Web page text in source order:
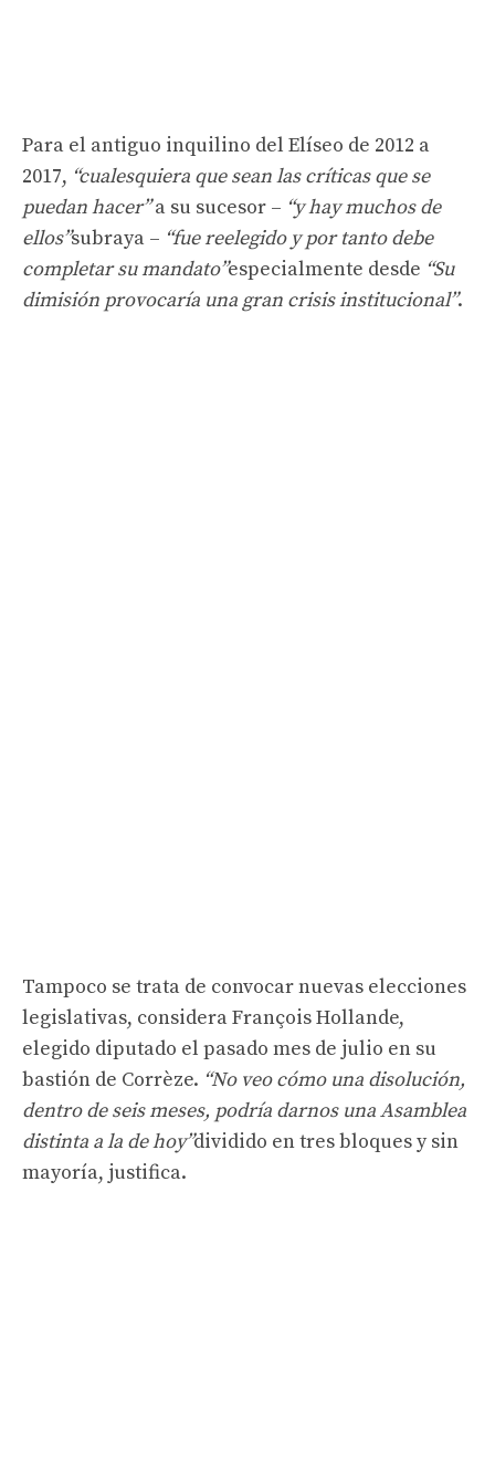
Para el antiguo inquilino del Elíseo de 2012 a
2017, “cualesquiera que sean las críticas que se
puedan hacer”a su sucesor – “y hay muchos de
ellos”subraya – “fue reelegido y por tanto debe
completar su mandato”especialmente desde “Su
dimisión provocaría una gran crisis institucional”.
Tampoco se trata de convocar nuevas elecciones
legislativas, considera François Hollande,
elegido diputado el pasado mes de julio en su
bastión de Corrèze. “No veo cómo una disolución,
dentro de seis meses, podría darnos una Asamblea
distinta a la de hoy”dividido en tres bloques y sin
mayoría, justifica.